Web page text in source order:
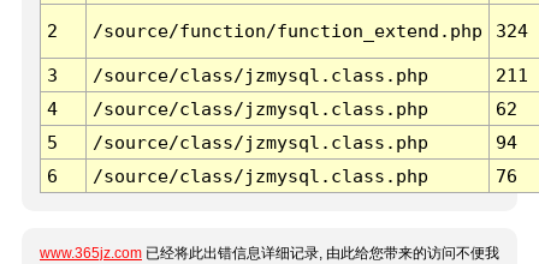
2 /source/function/function_extend.php 324
3 /source/class/jzmysql.class.php
211
4
/source/class/jzmysql.class.php
62
5
/source/class/jzmysql.class.php
94
6
/source/class/jzmysql.class.php 76
www.365jz.com 已经将此出错信息详细记录, 由此给您带来的访问不便我